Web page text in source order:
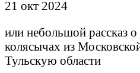
21 окт 2024
или небольшой рассказ о
колясычах из
Тульскую области